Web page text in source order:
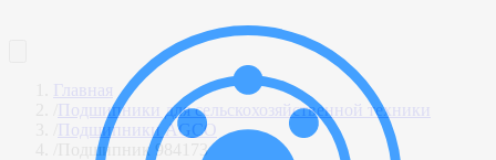
Главная
Подшипники для сельскохозяйственной техники
Подшипники AGCO
Подшипник 984173